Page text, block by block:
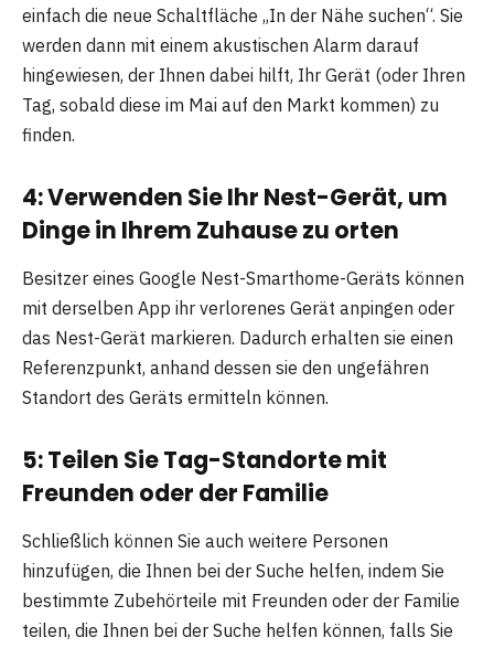
einfach die neue Schaltfläche „In der Nähe suchen“. Sie
werden dann mit einem akustischen Alarm darauf
hingewiesen, der Ihnen dabei hilft, Ihr Gerät (oder Ihren
Tag, sobald diese im Mai auf den Markt kommen) zu
finden.
4: Verwenden Sie Ihr Nest-Gerät, um
Dinge in Ihrem Zuhause zu orten
Besitzer eines Google Nest-Smarthome-Geräts können
mit derselben App ihr verlorenes Gerät anpingen oder
das Nest-Gerät markieren. Dadurch erhalten sie einen
Referenzpunkt, anhand dessen sie den ungefähren
Standort des Geräts ermitteln können.
5: Teilen Sie Tag-Standorte mit
Freunden oder der Familie
Schließlich können Sie auch weitere Personen
hinzufügen, die Ihnen bei der Suche helfen, indem Sie
bestimmte Zubehörteile mit Freunden oder der Familie
teilen, die Ihnen bei der Suche helfen können, falls Sie